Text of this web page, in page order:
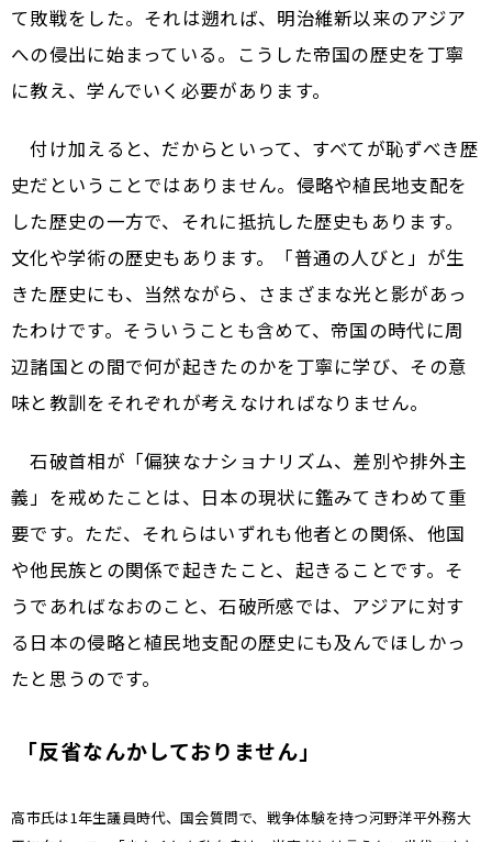
て敗戦をした。それは遡れば、明治維新以来のアジア
への侵出に始まっている。こうした帝国の歴史を丁寧
に教え、学んでいく必要があります。
付け加えると、だからといって、すべてが恥ずべき歴
史だということではありません。侵略や植民地支配を
した歴史の一方で、それに抵抗した歴史もあります。
文化や学術の歴史もあります。「普通の人びと」が生
きた歴史にも、当然ながら、さまざまな光と影があっ
たわけです。そういうことも含めて、帝国の時代に周
辺諸国との間で何が起きたのかを丁寧に学び、その意
味と教訓をそれぞれが考えなければなりません。
石破首相が「偏狭なナショナリズム、差別や排外主
義」を戒めたことは、日本の現状に鑑みてきわめて重
要です。ただ、それらはいずれも他者との関係、他国
や他民族との関係で起きたこと、起きることです。そ
うであればなおのこと、石破所感では、アジアに対す
る日本の侵略と植民地支配の歴史にも及んでほしかっ
たと思うのです。
「反省なんかしておりません」
――高市氏は1年生議員時代、国会質問で、戦争体験を持つ河野洋平外務大